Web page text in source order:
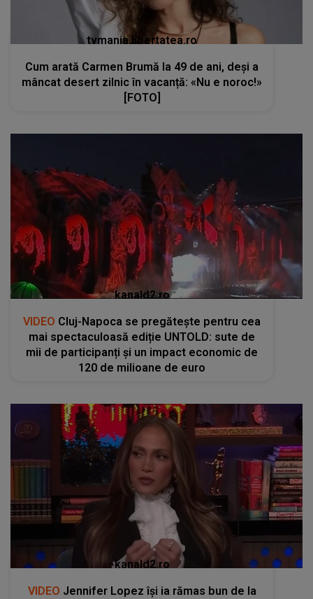
tvmania.libertatea.ro
Cum arată Carmen Brumă la 49 de ani, deși a
mâncat desert zilnic în vacanță: «Nu e noroc!»
[FOTO]
kanald2.ro
VIDEO Cluj-Napoca se pregătește pentru cea
mai spectaculoasă ediție UNTOLD: sute de
mii de participanți și un impact economic de
120 de milioane de euro
kanald2.ro
VIDEO Jennifer Lopez își ia rămas bun de la